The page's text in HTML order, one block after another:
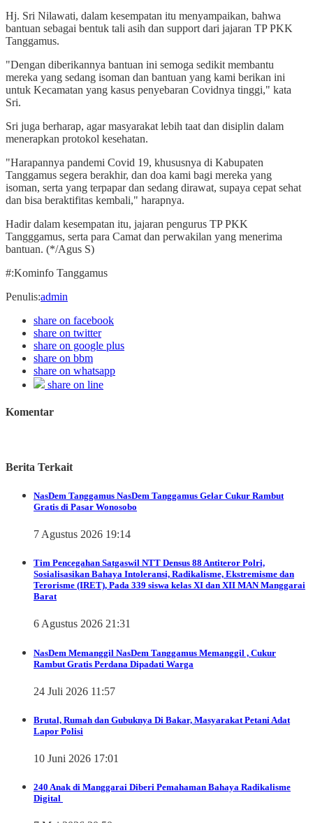
Hj. Sri Nilawati, dalam kesempatan itu menyampaikan, bahwa
bantuan sebagai bentuk tali asih dan support dari jajaran TP PKK
Tanggamus.
"Dengan diberikannya bantuan ini semoga sedikit membantu
mereka yang sedang isoman dan bantuan yang kami berikan ini
untuk Kecamatan yang kasus penyebaran Covidnya tinggi," kata
Sri.
Sri juga berharap, agar masyarakat lebih taat dan disiplin dalam
menerapkan protokol kesehatan.
"Harapannya pandemi Covid 19, khususnya di Kabupaten
Tanggamus segera berakhir, dan doa kami bagi mereka yang
isoman, serta yang terpapar dan sedang dirawat, supaya cepat sehat
dan bisa beraktifitas kembali," harapnya.
Hadir dalam kesempatan itu, jajaran pengurus TP PKK
Tangggamus, serta para Camat dan perwakilan yang menerima
bantuan. (*/Agus S)
#:Kominfo Tanggamus
Penulis:admin
share on facebook
share on twitter
share on google plus
share on bbm
share on whatsapp
share on line
Komentar
Berita Terkait
NasDem Tanggamus NasDem Tanggamus Gelar Cukur Rambut
Gratis di Pasar Wonosobo
7 Agustus 2026 19:14
Tim Pencegahan Satgaswil NTT Densus 88 Antiteror Polri,
Sosialisasikan Bahaya Intoleransi, Radikalisme, Ekstremisme dan
Terorisme (IRET), Pada 339 siswa kelas XI dan XII MAN Manggarai
Barat
6 Agustus 2026 21:31
NasDem Memanggil NasDem Tanggamus Memanggil , Cukur
Rambut Gratis Perdana Dipadati Warga
24 Juli 2026 11:57
Brutal, Rumah dan Gubuknya Di Bakar, Masyarakat Petani Adat
Lapor Polisi
10 Juni 2026 17:01
240 Anak di Manggarai Diberi Pemahaman Bahaya Radikalisme
Digital